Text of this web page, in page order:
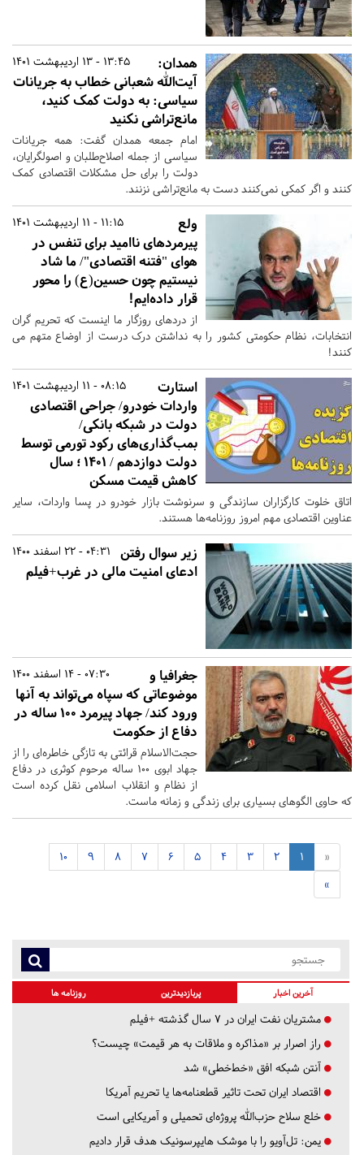
13:45 - 13 اردیبهشت 1401
همدان:
آیت‌الله شعبانی خطاب به جریانات
سیاسی: به دولت کمک کنید،
مانع‌تراشی نکنید
امام جمعه همدان گفت: همه جریانات
سیاسی از جمله اصلاح‌طلبان و اصولگرایان،
دولت را برای حل مشکلات اقتصادی کمک
کنند و اگر کمکی نمی‌کنند دست به مانع‌تراشی نزنند.
11:15 - 11 اردیبهشت 1401
ولع
پیرمردهای ناامید برای تنفس در
هوای "فتنه اقتصادی"/ ما شاد
نیستیم چون حسین(ع) را محور
قرار داده‌ایم!
از دردهای روزگار ما اینست که تحریم گران
انتخابات، نظام حکومتی کشور را به نداشتن درک درست از اوضاع متهم می
کنند!
08:15 - 11 اردیبهشت 1401
استارت
واردات خودرو/ جراحی اقتصادی
دولت در شبکه بانکی/
بمب‌گذاری‌های رکود تورمی توسط
دولت دوازدهم / ۱۴۰۱ ؛ سال
کاهش قیمت مسکن
اتاق خلوت کارگزاران سازندگی و سرنوشت بازار خودرو در پسا واردات، سایر
عناوین اقتصادی مهم امروز روزنامه‌ها هستند.
04:31 - 22 اسفند 1400
زیر سوال رفتن
ادعای امنیت مالی در غرب+فیلم
07:30 - 14 اسفند 1400
جغرافیا و
موضوعاتی که سپاه می‌تواند به آنها
ورود کند/ جهاد پیرمرد 100 ساله در
دفاع از حکومت
حجت‌الاسلام قرائتی به تازگی خاطره‌ای را از
جهاد ابوی 100 ساله مرحوم کوثری در دفاع
از نظام و انقلاب اسلامی نقل کرده است
که حاوی الگوهای بسیاری برای زندگی و زمانه ماست.
«
1
2
3
4
5
6
7
8
9
10
»
آخرین اخبار پربازدیدترین روزنامه ها
مشتریان نفت ایران در ۷ سال گذشته +فیلم
راز اصرار بر «مذاکره و ملاقات به هر قیمت» چیست؟
آنتن شبکه افق «خط‌خطی» شد
اقتصاد ایران تحت تاثیر قطعنامه‌ها یا تحریم‌ آمریکا
خلع سلاح حزب‌الله پروژه‌ای تحمیلی و آمریکایی است
یمن: تل‌آویو را با موشک هایپرسونیک هدف قرار دادیم